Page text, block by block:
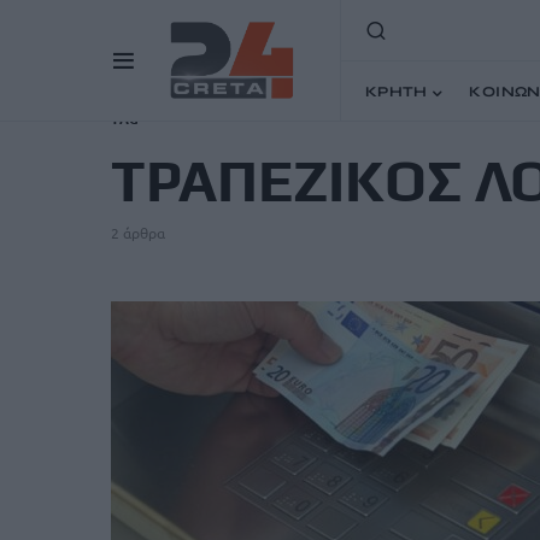
ΚΡΗΤΗ
TAG
ΤΡΑΠΕΖΙΚΟΣ
2 άρθρα